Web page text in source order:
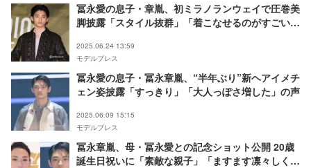
冨永愛の息子・章胤、初ミラノランウェイで圧巻美
脚披露「スタイル抜群」「着こなせるのがすごい」
2025.06.24 13:59
モデルプレス
冨永愛の息子・冨永章胤、“半年ぶり”新ヘアイメチ
ェン姿披露「すっきり」「大人っぽさ増した」の声
2025.06.09 15:15
モデルプレス
冨永章胤、母・冨永愛との記念ショット公開 20歳
誕生日祝いに「素敵な親子」「ますます凛々しく」